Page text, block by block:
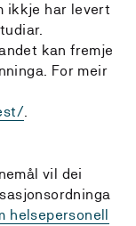
ikkje har levert
kan fremje
For meir
.
vil dei
helsepersonell